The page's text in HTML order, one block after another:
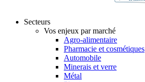
Secteurs
Vos enjeux par marché
Agro-alimentaire
Pharmacie et cosmétiques
Automobile
Minerais et verre
Métal